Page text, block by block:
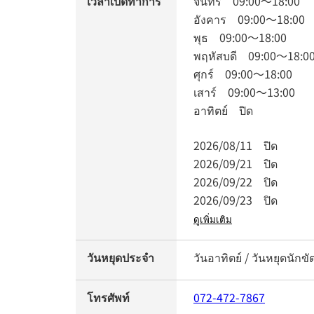
อังคาร 09:00～18:00
พุธ 09:00～18:00
พฤหัสบดี 09:00～18:00
ศุกร์ 09:00～18:00
เสาร์ 09:00～13:00
อาทิตย์ ปิด
2026/08/11 ปิด
2026/09/21 ปิด
2026/09/22 ปิด
2026/09/23 ปิด
ดูเพิ่มเติม
วันหยุดประจำ วันอาทิตย์ / วันหยุดนักขั
โทรศัพท์ 072-472-7867